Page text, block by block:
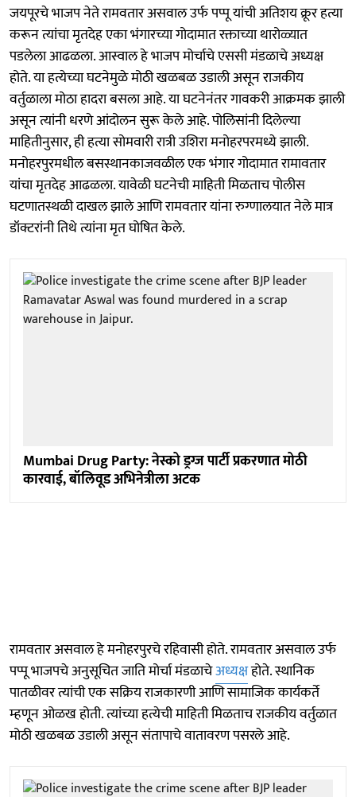
जयपूरचे भाजप नेते रामवतार असवाल उर्फ पप्पू यांची अतिशय क्रूर हत्या
करून त्यांचा मृतदेह एका भंगारच्या गोदामात रक्ताच्या थारोळ्यात
पडलेला आढळला. आस्वाल हे भाजप मोर्चाचे एससी मंडळाचे अध्यक्ष
होते. या हत्येच्या घटनेमुळे मोठी खळबळ उडाली असून राजकीय
वर्तुळाला मोठा हादरा बसला आहे. या घटनेनंतर गावकरी आक्रमक झाली
असून त्यांनी धरणे आंदोलन सुरू केले आहे. पोलिसांनी दिलेल्या
माहितीनुसार, ही हत्या सोमवारी रात्री उशिरा मनोहरपरमध्ये झाली.
मनोहरपुरमधील बसस्थानकाजवळील एक भंगार गोदामात रामावतार
यांचा मृतदेह आढळला. यावेळी घटनेची माहिती मिळताच पोलीस
घटणातस्थळी दाखल झाले आणि रामवतार यांना रुग्णालयात नेले मात्र
डॉक्टरांनी तिथे त्यांना मृत घोषित केले.
Mumbai Drug Party: नेस्को ड्रग्ज पार्टी प्रकरणात मोठी
कारवाई, बॉलिवूड अभिनेत्रीला अटक
रामवतार असवाल हे मनोहरपुरचे रहिवासी होते. रामवतार असवाल उर्फ
पप्पू भाजपचे अनुसूचित जाति मोर्चा मंडळाचेअध्यक्षहोते. स्थानिक
पातळीवर त्यांची एक सक्रिय राजकारणी आणि सामाजिक कार्यकर्ते
म्हणून ओळख होती. त्यांच्या हत्येची माहिती मिळताच राजकीय वर्तुळात
मोठी खळबळ उडाली असून संतापाचे वातावरण पसरले आहे.